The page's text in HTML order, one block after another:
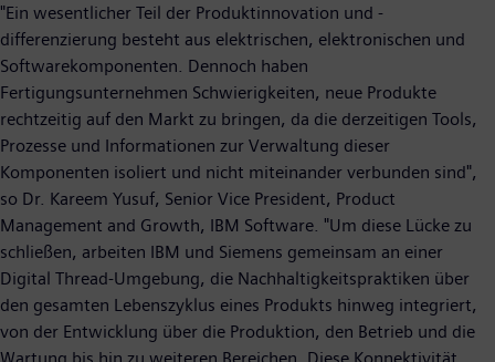
"Ein wesentlicher Teil der Produktinnovation und -
differenzierung besteht aus elektrischen, elektronischen und
Softwarekomponenten. Dennoch haben
Fertigungsunternehmen Schwierigkeiten, neue Produkte
rechtzeitig auf den Markt zu bringen, da die derzeitigen Tools,
Prozesse und Informationen zur Verwaltung dieser
Komponenten isoliert und nicht miteinander verbunden sind",
so Dr. Kareem Yusuf, Senior Vice President, Product
Management and Growth, IBM Software. "Um diese Lücke zu
schließen, arbeiten IBM und Siemens gemeinsam an einer
Digital Thread-Umgebung, die Nachhaltigkeitspraktiken über
den gesamten Lebenszyklus eines Produkts hinweg integriert,
von der Entwicklung über die Produktion, den Betrieb und die